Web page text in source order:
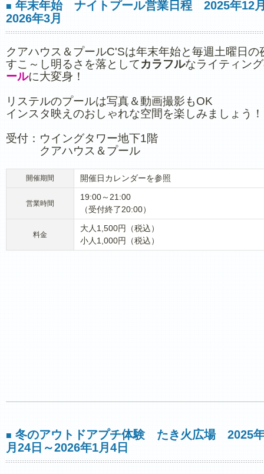
■ 年末年始 ナイトプール営業日程 2025年12
2026年3月
クアハウス＆プールC'Sは年末年始と毎週土曜日の
すこ～し明るさを落としてカラフルなライティン
ールに大変身！
リステルのプールは写真＆動画撮影もOK
インスタ映えのおしゃれな空間を楽しみましょう！
受付：ウイングタワー地下1階
クアハウス＆プール
開催期間 開催日カレンダーを参照
営業時間
19:00～21:00
（受付終了20:00）
料金
大人1,500円（税込）
小人1,000円（税込）
■ 冬のアウトドアプチ体験 たき火広場 2025
月24日～2026年1月4日